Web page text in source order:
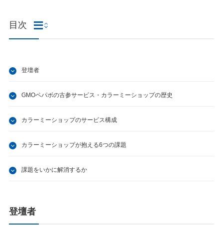
目次
登壇者
GMOペパボの古参サービス・カラーミーショップの歴史
カラーミーショップのサービス構成
カラーミーショップが抱える6つの課題
課題をいかに解消するか
登壇者